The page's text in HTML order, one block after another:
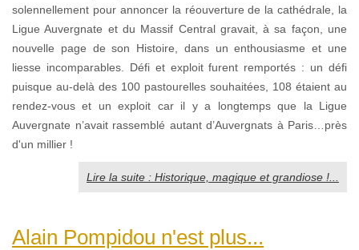
solennellement pour annoncer la réouverture de la cathédrale, la
Ligue Auvergnate et du Massif Central gravait, à sa façon, une
nouvelle page de son Histoire, dans un enthousiasme et une
liesse incomparables. Défi et exploit furent remportés : un défi
puisque au-delà des 100 pastourelles souhaitées, 108 étaient au
rendez-vous et un exploit car il y a longtemps que la Ligue
Auvergnate n’avait rassemblé autant d’Auvergnats à Paris…près
d'un millier !
Lire la suite : Historique, magique et grandiose !...
Alain Pompidou n'est plus...